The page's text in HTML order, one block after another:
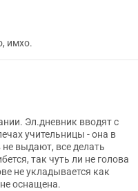
имхо.
Эл.дневник вводят с
учительницы - она в
выдают, все делать
так чуть ли не голова
не укладывается как
оснащена.